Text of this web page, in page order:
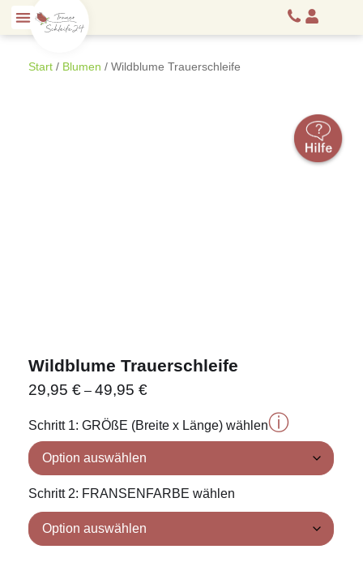
Start / Blumen / Wildblume Trauerschleife
Wildblume Trauerschleife
29,95€ –49,95€
Schritt 1: GRÖßE (Breite x Länge) wählenⓘ
Schritt 2: FRANSENFARBE wählen